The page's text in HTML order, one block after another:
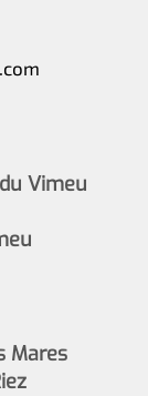
Vimeu
Mares